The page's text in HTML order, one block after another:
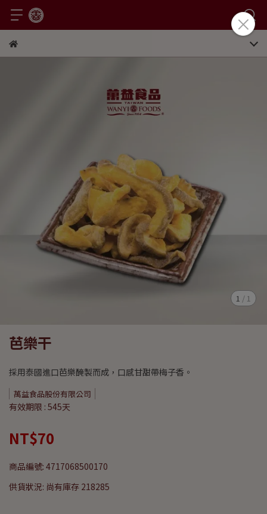
1 / 1
芭樂干
採用泰國進口芭樂醃製而成，口感甘甜帶梅子香。
萬益食品股份有限公司
有效期限 : 545天
NT$70
商品編號: 4717068500170
供貨狀況: 尚有庫存 218285